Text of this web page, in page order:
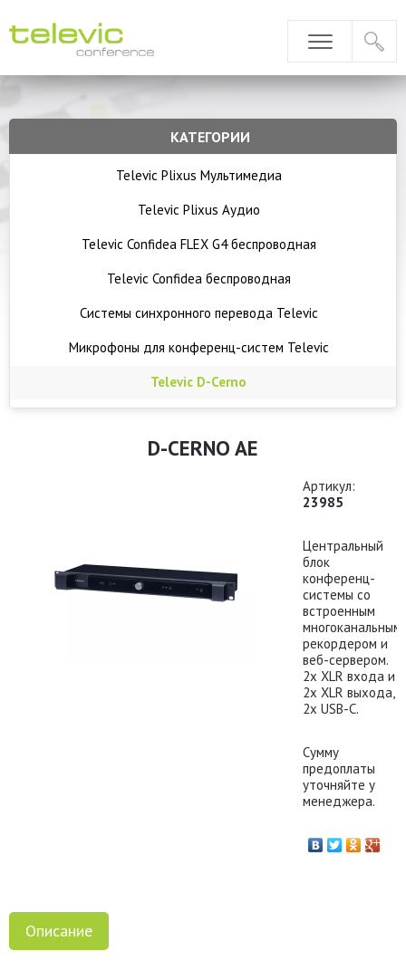
КАТЕГОРИИ
Televic Plixus Мультимедиа
Televic Plixus Аудио
Televic Confidea FLEX G4 беспроводная
Televic Confidea беспроводная
Системы синхронного перевода Televic
Микрофоны для конференц-систем Televic
Televic D-Cerno
D-CERNO AE
Артикул:
23985
Центральный
блок
конференц-
системы со
встроенным
многоканальным
рекордером и
веб-сервером.
2х XLR входа и
2x XLR выхода,
2x USB-C.
Сумму
предоплаты
уточняйте у
менеджера.
Описание